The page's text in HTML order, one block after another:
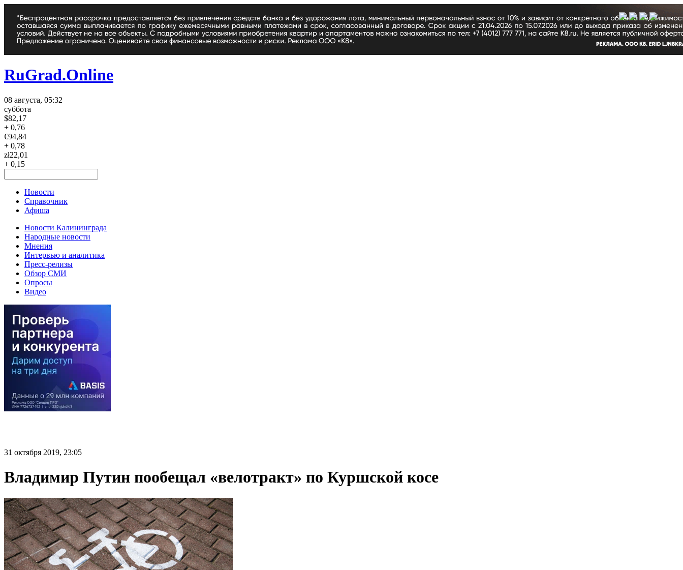
RuGrad.Online
08 августа, 05:32
суббота
$82,17
+ 0,76
€94,84
+ 0,78
zł22,01
+ 0,15
Новости
Справочник
Афиша
Новости Калининграда
Народные новости
Мнения
Интервью и аналитика
Пресс-релизы
Обзор СМИ
Опросы
Видео
31 октября 2019, 23:05
Владимир Путин пообещал «велотракт» по Куршской косе